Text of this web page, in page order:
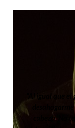
“Al igual que
cabeza. No